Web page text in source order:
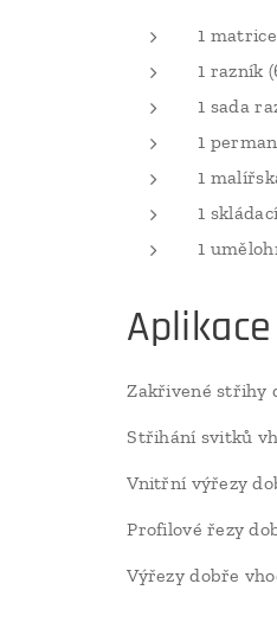
1
1 razník
1 sada
1
1
1
1
Aplikace
Zakřivené střihy
Střihání svitků
Vnitřní výřezy
Profilové řezy
Výřezy dobře